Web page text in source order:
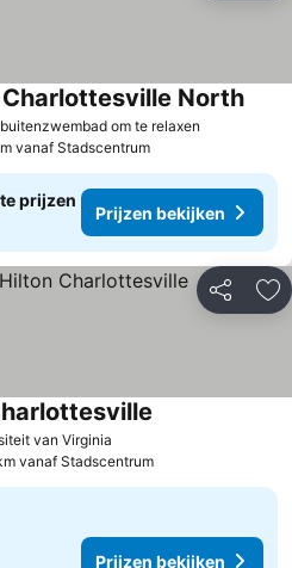
om te relaxen
North
vanaf Stadscentrum
prijzen
Prijzen bekijken
Delen
van Virginia
vanaf Stadscentrum
Prijzen bekijken